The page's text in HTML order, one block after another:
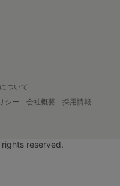
ついて
シー 会社概要
採用情報
reserved.